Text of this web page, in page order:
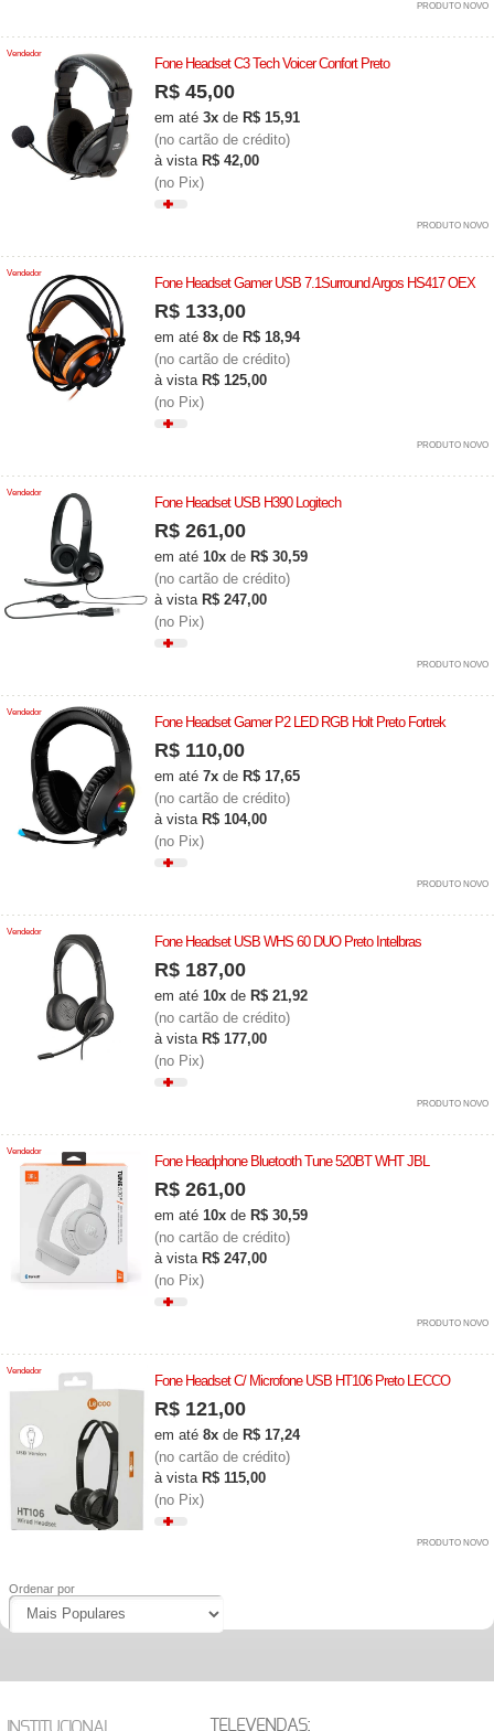
PRODUTO NOVO
Vendedor
Fone Headset C3 Tech Voicer Confort Preto
R$ 45,00
em até 3x de R$ 15,91
(no cartão de crédito)
à vista R$ 42,00
(no Pix)
PRODUTO NOVO
Vendedor
Fone Headset Gamer USB 7.1Surround Argos HS417 OEX
R$ 133,00
em até 8x de R$ 18,94
(no cartão de crédito)
à vista R$ 125,00
(no Pix)
PRODUTO NOVO
Vendedor
Fone Headset USB H390 Logitech
R$ 261,00
em até 10x de R$ 30,59
(no cartão de crédito)
à vista R$ 247,00
(no Pix)
PRODUTO NOVO
Vendedor
Fone Headset Gamer P2 LED RGB Holt Preto Fortrek
R$ 110,00
em até 7x de R$ 17,65
(no cartão de crédito)
à vista R$ 104,00
(no Pix)
PRODUTO NOVO
Vendedor
Fone Headset USB WHS 60 DUO Preto Intelbras
R$ 187,00
em até 10x de R$ 21,92
(no cartão de crédito)
à vista R$ 177,00
(no Pix)
PRODUTO NOVO
Vendedor
Fone Headphone Bluetooth Tune 520BT WHT JBL
R$ 261,00
em até 10x de R$ 30,59
(no cartão de crédito)
à vista R$ 247,00
(no Pix)
PRODUTO NOVO
Vendedor
Fone Headset C/ Microfone USB HT106 Preto LECCO
R$ 121,00
em até 8x de R$ 17,24
(no cartão de crédito)
à vista R$ 115,00
(no Pix)
PRODUTO NOVO
Ordenar por
TELEVENDAS: